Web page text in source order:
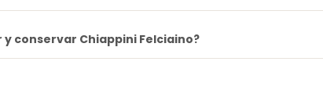
y conservar Chiappini Felciaino?